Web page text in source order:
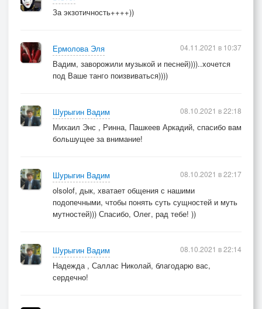
За экзотичность++++))
Ермолова Эля
Вадим, заворожили музыкой и песней))))..хочется
под Ваше танго поизвиваться))))
04.11.2021 в 10:37
Шурыгин Вадим
Михаил Энс , Ринна, Пашкеев Аркадий, спасибо вам
большущее за внимание!
08.10.2021 в 22:18
Шурыгин Вадим
olsolof, дык, хватает общения с нашими
подопечными, чтобы понять суть сущностей и муть
мутностей))) Спасибо, Олег, рад тебе! ))
08.10.2021 в 22:17
Шурыгин Вадим
Надежда , Саллас Николай, благодарю вас,
сердечно!
08.10.2021 в 22:14